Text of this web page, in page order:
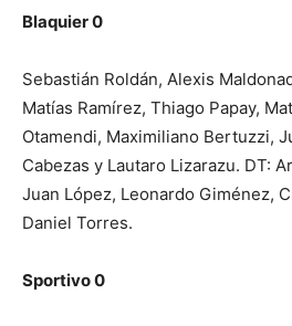
Blaquier 0
Sebastián Roldán, Alexis
Matías Ramírez, Thiago Papay,
Otamendi, Maximiliano Bertuzzi,
Cabezas y Lautaro Lizarazu. DT:
Juan López, Leonardo Giménez,
Daniel Torres.
Sportivo 0